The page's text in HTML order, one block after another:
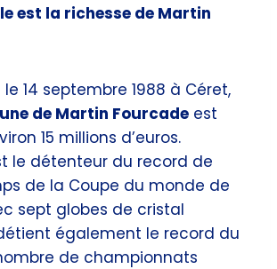
est la richesse de Martin
14 septembre 1988 à Céret,
de Martin Fourcade est
15 millions d’euros.
le détenteur du record de
de la Coupe du monde de
sept globes de cristal
également le record du
de championnats